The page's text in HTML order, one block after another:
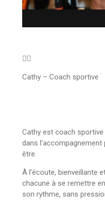
🏋️‍♀️
Cathy – Coach sportive
Cathy est coach
dans
être.
À l’écoute, bienveillante
chacune à se remettre
son rythme, sans